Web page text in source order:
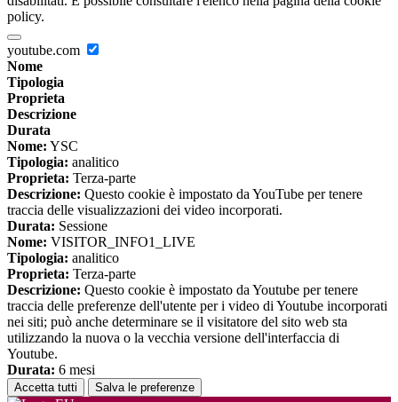
policy.
youtube.com
Nome
Tipologia
Proprieta
Descrizione
Durata
Nome: YSC
Tipologia: analitico
Proprieta: Terza-parte
Descrizione: Questo cookie è impostato da YouTube per tenere
traccia delle visualizzazioni dei video incorporati.
Durata: Sessione
Nome: VISITOR_INFO1_LIVE
Tipologia: analitico
Proprieta: Terza-parte
Descrizione: Questo cookie è impostato da Youtube per tenere
traccia delle preferenze dell'utente per i video di Youtube incorporati
nei siti; può anche determinare se il visitatore del sito web sta
utilizzando la nuova o la vecchia versione dell'interfaccia di
Youtube.
Durata: 6 mesi
Accetta tutti Salva le preferenze